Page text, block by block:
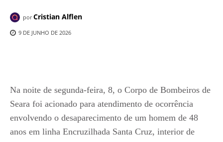
por Cristian Alflen
9 DE JUNHO DE 2026
Na noite de segunda-feira, 8, o Corpo de Bombeiros de
Seara foi acionado para atendimento de ocorrência
envolvendo o desaparecimento de um homem de 48
anos em linha Encruzilhada Santa Cruz, interior de